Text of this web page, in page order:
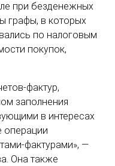
при безденежных
графы, в которых
по налоговым
покупок,
фактур,
заполнения
в интересах
операции
фактурами», —
Она также